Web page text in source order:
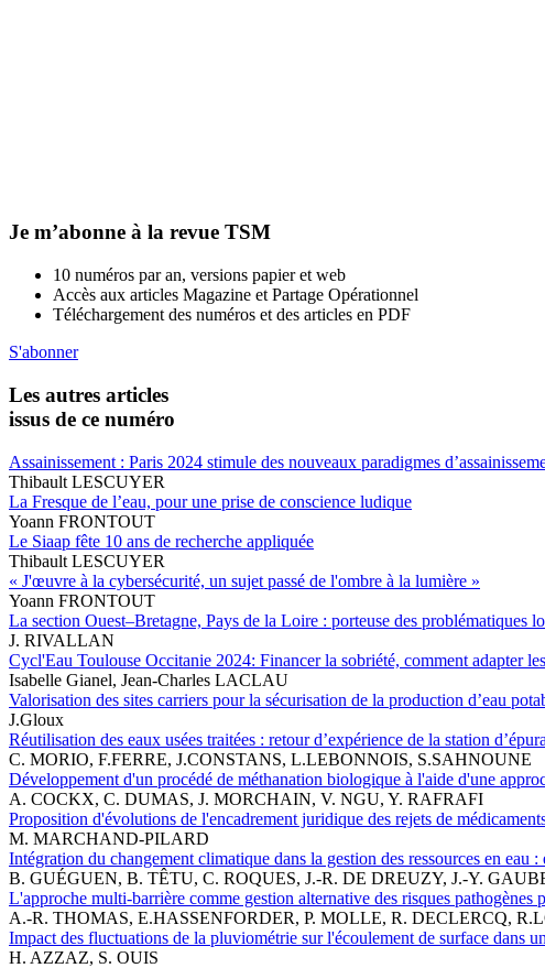
Je m’abonne à la revue TSM
10 numéros par an, versions papier et web
Accès aux articles Magazine et Partage Opérationnel
Téléchargement des numéros et des articles en PDF
S'abonner
Les autres articles
issus de ce numéro
Assainissement : Paris 2024 stimule des nouveaux paradigmes
Thibault LESCUYER
La Fresque de l’eau, pour une prise de conscience ludique
Yoann FRONTOUT
Le Siaap fête 10 ans de recherche appliquée
Thibault LESCUYER
« J'œuvre à la cybersécurité, un sujet passé de l'ombre à la lumière »
Yoann FRONTOUT
La section Ouest–Bretagne, Pays de la Loire : porteuse des problématiques
J. RIVALLAN
Cycl'Eau Toulouse Occitanie 2024: Financer la sobriété, comment adapter
Isabelle Gianel, Jean-Charles LACLAU
Valorisation des sites carriers pour la sécurisation de la production d’eau
J.Gloux
Réutilisation des eaux usées traitées : retour d’expérience de la station
C. MORIO, F.FERRE, J.CONSTANS, L.LEBONNOIS, S.SAHNOUNE
Développement d'un procédé de méthanation biologique à l'aide d'une
A. COCKX, C. DUMAS, J. MORCHAIN, V. NGU, Y. RAFRAFI
Proposition d'évolutions de l'encadrement juridique des rejets de
M. MARCHAND-PILARD
Intégration du changement climatique dans la gestion des ressources en eau
B. GUÉGUEN, B. TÊTU, C. ROQUES, J.-R. DE DREUZY, J.-Y.
L'approche multi-barrière comme gestion alternative des risques pathogènes
A.-R. THOMAS, E.HASSENFORDER, P. MOLLE, R. DECLERCQ,
Impact des fluctuations de la pluviométrie sur l'écoulement de surface dans
H. AZZAZ, S. OUIS